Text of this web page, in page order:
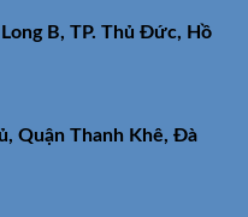
B, TP. Thủ Đức, Hồ
Quận Thanh Khê, Đà